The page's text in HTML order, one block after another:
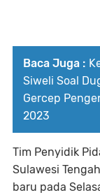
Baca Juga :
Siweli Soal
Gercep
2023
Tim Penyidik
Sulawesi
baru pada